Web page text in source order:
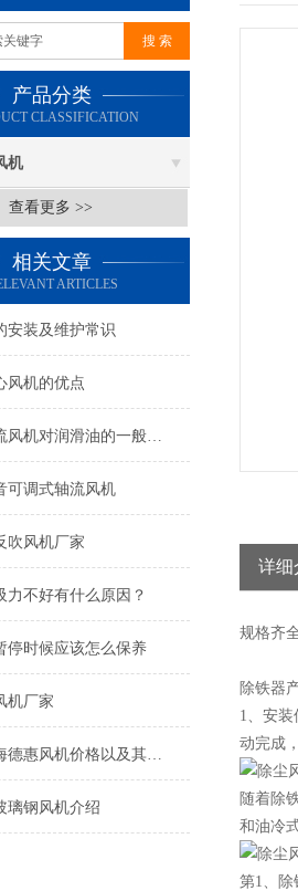
产品分类
CLASSIFICATION
机
查看更多 >>
相关文章
ARTICLES
安装及维护常识
风机的优点
低噪音轴流风机对润滑油的一般要求
可调式轴流风机
吹风机厂家
力不好有什么原因？
停时候应该怎么保养
机厂家
分享！上海德惠风机价格以及其在市场上的竞争优势
璃钢风机介绍
详细
规格齐
除铁器
1、安
动完成
随着除
和油冷
第1、